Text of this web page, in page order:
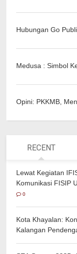
Hubungan Go
Medusa : Simbol
Opini: PKKMB,
RECENT
Lewat Kegiatan
Komunikasi FISIP
0
Kota Khayalan:
Kalangan